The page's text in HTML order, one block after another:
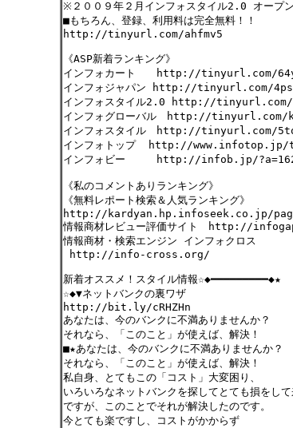
※２００９年２月インフォスタイル2.0 オープ
■もちろん、登録、利用料は完全無料！！
http://tinyurl.com/ahfmv5
《ASP新着ランキング》
インフォカート http://tinyurl.com/
インフォジャパン http://tinyurl.com/
インフォスタイル2.0 http://tinyurl.com/
インフォグローバル http://tinyurl.com/
インフォスタイル http://tinyurl.com/
インフォトップ http://www.infotop.jp/
インフォビー http://infob.jp/
《私のコメントありランキング》
《無料レポート検索＆人気ランキング》
http://kardyan.hp.infoseek.co.jp/
情報商材レビュー評価サイト http://
情報商材・検索エンジン インフォクロス
http://info-cross.org/
新着オススメ！スタイル情報☆◆━━━━━━━━━◆★
☆◆▼ネットバンクの裏ワザ
http://bit.ly/cRHZHn
あなたは、今のバンクに不満ありませんか？
それなら、「このこと」が使えば、解決！
■★あなたは、今のバンクに不満ありませんか？
それなら、「このこと」が使えば、解決！
私自身、とてもこの「コスト」大変困り、
いろいろなネットバンクを探してとても損をして
ですが、このことでそれが解決したのです。
今とても楽ですし、コストがかからず